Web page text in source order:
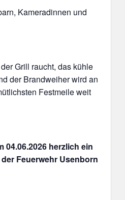
Kameradinnen und
Grill raucht, das kühle
der Brandweiher wird an
Festmeile weit
04.06.2026 herzlich ein
Feuerwehr Usenborn